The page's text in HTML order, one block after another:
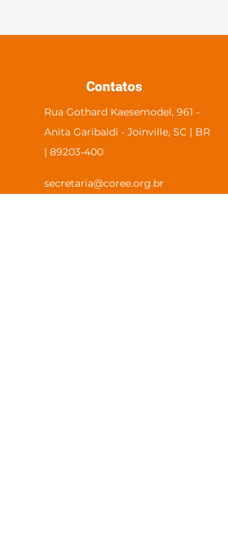
Contatos
Rua Gothard Kaesemodel, 961 -
Anita Garibaldi - Joinville, SC | BR
| 89203-400
secretaria@coree.org.br